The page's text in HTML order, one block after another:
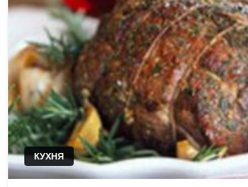
КУХНЯ